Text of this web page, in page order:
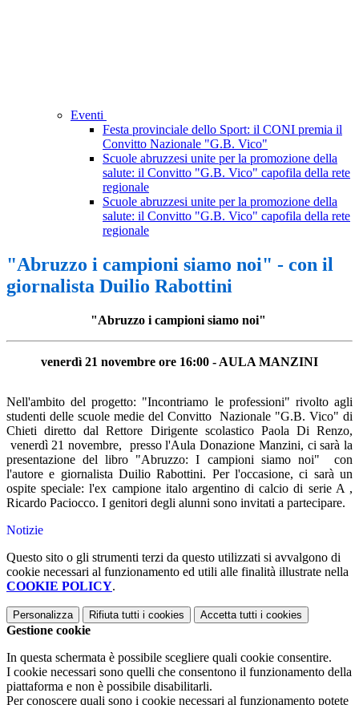
Eventi
Festa provinciale dello Sport: il CONI premia il
Convitto Nazionale "G.B. Vico"
Scuole abruzzesi unite per la promozione della
salute: il Convitto "G.B. Vico" capofila della rete
regionale
Scuole abruzzesi unite per la promozione della
salute: il Convitto "G.B. Vico" capofila della rete
regionale
"Abruzzo i campioni siamo noi" - con il
giornalista Duilio Rabottini
"Abruzzo i campioni siamo noi"
venerdì 21 novembre ore 16:00 - AULA MANZINI
Nell'ambito del progetto: "Incontriamo le professioni" rivolto agli
studenti delle scuole medie del Convitto Nazionale "G.B. Vico" di
Chieti diretto dal Rettore Dirigente scolastico Paola Di Renzo,
venerdì 21 novembre, presso l'Aula Donazione Manzini, ci sarà la
presentazione del libro "Abruzzo: I campioni siamo noi" con
l'autore e giornalista Duilio Rabottini. Per l'occasione, ci sarà un
ospite speciale: l'ex campione italo argentino di calcio di serie A ,
Ricardo Paciocco. I genitori degli alunni sono invitati a partecipare.
Notizie
Questo sito o gli strumenti terzi da questo utilizzati si avvalgono di
cookie necessari al funzionamento ed utili alle finalità illustrate nella
COOKIE POLICY.
Personalizza Rifiuta tutti i cookies Accetta tutti i cookies
Gestione cookie
In questa schermata è possibile scegliere quali cookie consentire.
I cookie necessari sono quelli che consentono il funzionamento della
piattaforma e non è possibile disabilitarli.
Per conoscere quali sono i cookie necessari al funzionamento potete